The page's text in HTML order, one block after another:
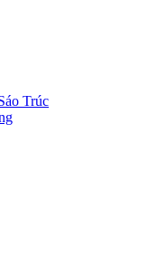
Trúc